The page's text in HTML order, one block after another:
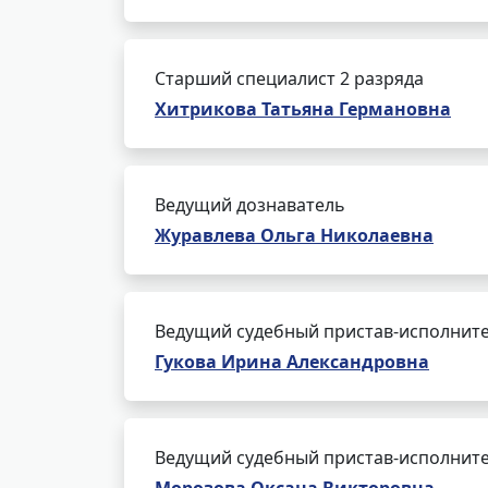
Старший специалист 2 разряда
Хитрикова Татьяна Германовна
Ведущий дознаватель
Журавлева Ольга Николаевна
Ведущий судебный пристав-
Гукова Ирина Александровна
Ведущий судебный пристав-